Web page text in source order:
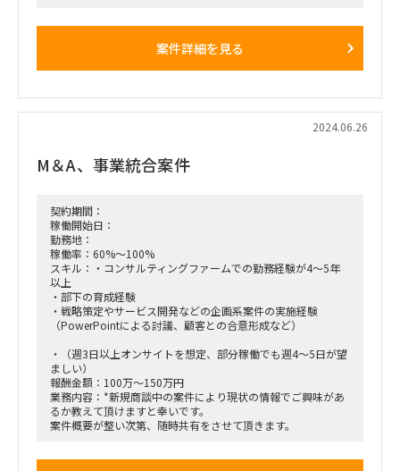
当社の人材がPMとして入り、検討方針策定やクライアントフ
■稼働率：
案件詳細を見る
2024.06.26
M＆A、事業統合案件
契約期間：
稼働開始日：
勤務地：
稼働率：60%～100%
スキル：・コンサルティングファームでの勤務経験が4～5年
以上
・部下の育成経験
・戦略策定やサービス開発などの企画系案件の実施経験
（PowerPointによる討議、顧客との合意形成など）
・（週3日以上オンサイトを想定、部分稼働でも週4～5日が望
ましい）
報酬金額：100万～150万円
業務内容：*新規商談中の案件により現状の情報でご興味があ
るか教えて頂けますと幸いです。
案件概要が整い次第、随時共有をさせて頂きます。